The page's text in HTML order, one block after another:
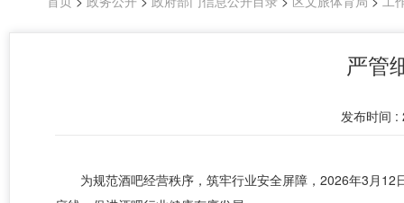
严管
发布时间 :
为规范酒吧经营秩序，筑牢行业安全屏障， 2026年3月12